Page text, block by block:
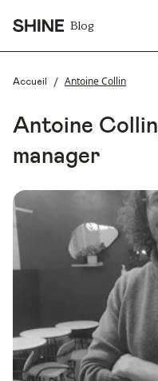
Blog
Accueil / Antoine Collin
Antoine Collin
manager